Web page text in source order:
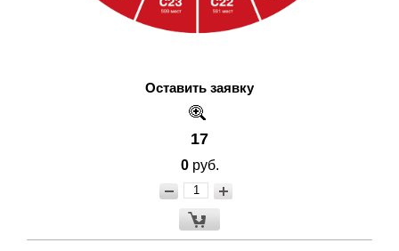
Оставить заявку
17
0руб.